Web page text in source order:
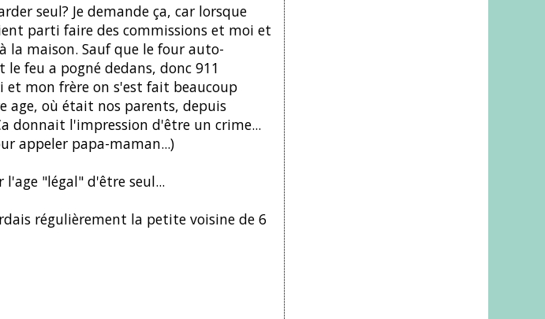
seul? Je demande ça, car lorsque
parti faire des commissions et moi et
la maison. Sauf que le four auto-
feu a pogné dedans, donc 911
mon frère on s'est fait beaucoup
age, où était nos parents, depuis
donnait l'impression d'être un crime...
appeler papa-maman...)
"légal" d'être seul...
régulièrement la petite voisine de 6